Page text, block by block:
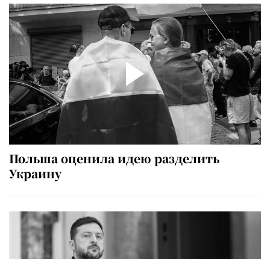
Польша оценила идею разделить
Украину